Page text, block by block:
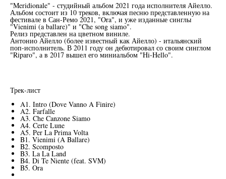
"Meridionale" - студийный альбом 2021 года исполнителя Айелло.
Альбом состоит из 10 треков, включая песню представленную на
фестивале в Сан-Ремо 2021, "Ora", и уже изданные синглы
"Vienimi (a ballare)" и "Che song siamo".
Релиз представлен на цветном виниле.
Антонио Айелло (более известный как Айелло) - итальянский
поп-исполнитель. В 2011 году он дебютировал со своим синглом
"Riparo", а в 2017 вышел его миниальбом "Hi-Hello".
Трек-лист
A1. Intro (Dove Vanno A Finire)
A2. Farfalle
A3. Che Canzone Siamo
A4. Certe Lune
A5. Per La Prima Volta
B1. Vienimi (A Ballare)
B2. Scomposto
B3. La La Land
B4. Di Te Niente (feat. SVM)
B5. Ora